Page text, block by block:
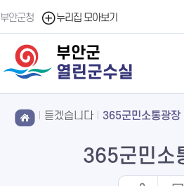
부안군청 누리집 모아보기
부안군
열린군수실
듣겠습니다 365군민소통광장
365군민소